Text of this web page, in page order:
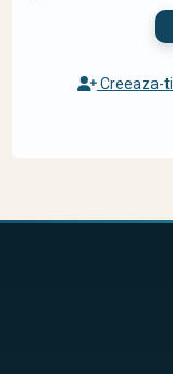
Creeaza-